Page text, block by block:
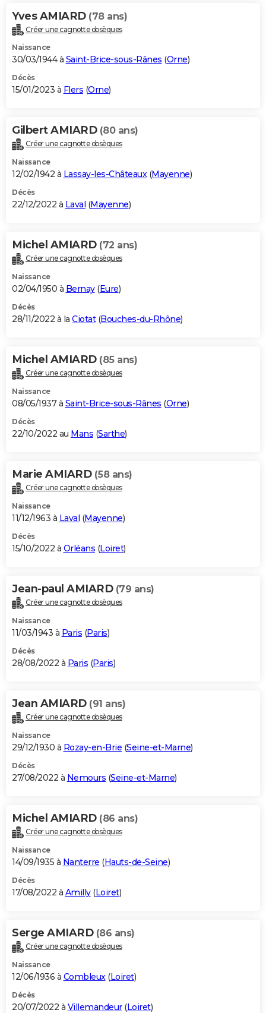
Yves AMIARD (78 ans)
Créer une cagnotte obsèques
Naissance
30/03/1944 à Saint-Brice-sous-Rânes (Orne)
Décès
15/01/2023 à Flers (Orne)
Gilbert AMIARD (80 ans)
Créer une cagnotte obsèques
Naissance
12/02/1942 à Lassay-les-Châteaux(Mayenne)
Décès
22/12/2022 à Laval (Mayenne)
Michel AMIARD (72 ans)
Créer une cagnotte obsèques
Naissance
02/04/1950 à Bernay(Eure)
Décès
28/11/2022 à la Ciotat(Bouches-du-Rhône)
Michel AMIARD (85 ans)
Créer une cagnotte obsèques
Naissance
08/05/1937 à Saint-Brice-sous-Rânes (Orne)
Décès
22/10/2022 au Mans (Sarthe)
Marie AMIARD (58 ans)
Créer une cagnotte obsèques
Naissance
11/12/1963 à Laval (Mayenne)
Décès
15/10/2022 à Orléans (Loiret)
Jean-paul AMIARD (79 ans)
Créer une cagnotte obsèques
Naissance
11/03/1943 à Paris (Paris)
Décès
28/08/2022 à Paris (Paris)
Jean AMIARD (91 ans)
Créer une cagnotte obsèques
Naissance
29/12/1930 à Rozay-en-Brie (Seine-et-Marne)
Décès
27/08/2022 à Nemours (Seine-et-Marne)
Michel AMIARD (86 ans)
Créer une cagnotte obsèques
Naissance
14/09/1935 à Nanterre (Hauts-de-Seine)
Décès
17/08/2022 à Amilly(Loiret)
Serge AMIARD (86 ans)
Créer une cagnotte obsèques
Naissance
12/06/1936 à Combleux (Loiret)
Décès
20/07/2022 à Villemandeur(Loiret)